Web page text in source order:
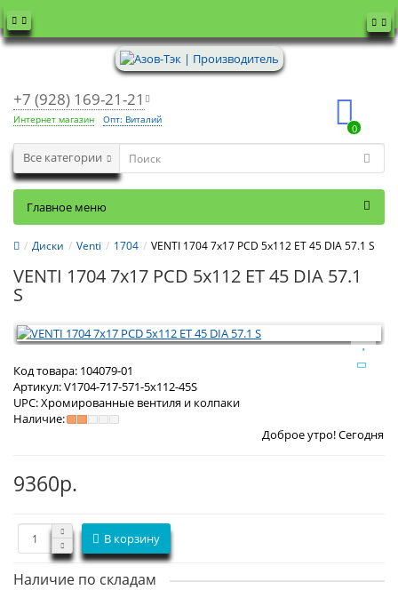
+7 (928) 169-21-21
Интернет магазин Опт: Виталий
0
Все категории
Главное меню
Диски Venti 1704 VENTI 1704 7x17 PCD 5x112 ET 45 DIA 57.1 S
VENTI 1704 7x17 PCD 5x112 ET 45 DIA 57.1
S
Код товара: 104079-01
Артикул:V1704-717-571-5x112-45S
UPC:Хромированные вентиля и колпаки
Наличие:
Доброе утро! СегодняВоскресенье 9
9360р.
В корзину
Наличие по складам